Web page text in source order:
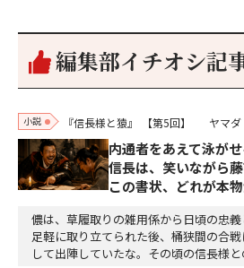
編集部イチオシ記
小説 『信長様と猿』 【第5回】 ヤマ
内通者をあえて泳がせ
信長は、笑いながら
この書状、どれが本
儂は、草履取りの雑用係から日頃の忠
足軽に取り立てられた後、桶狭間の合
して出陣していたな。その頃の信長様